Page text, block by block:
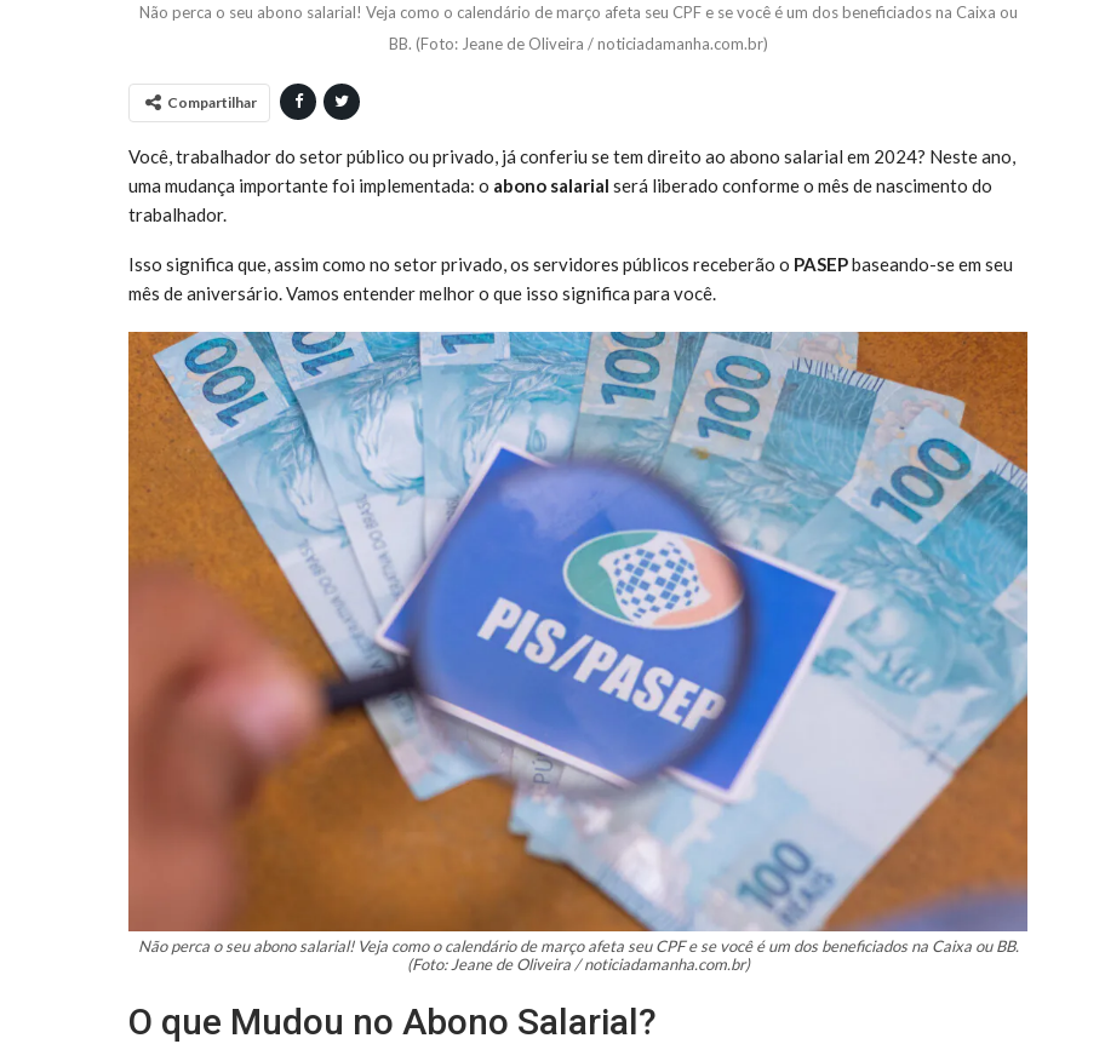
Não perca o seu abono salarial! Veja como o calendário de março afeta seu CPF e se você é um dos beneficiados na Caixa ou
BB. (Foto: Jeane de Oliveira / noticiadamanha.com.br)
Compartilhar
Você, trabalhador do setor público ou privado, já conferiu se tem direito ao abono salarial em 2024? Neste ano,
uma mudança importante foi implementada: o abono salarial será liberado conforme o mês de nascimento do
trabalhador.
Isso significa que, assim como no setor privado, os servidores públicos receberão o PASEPbaseando-se em seu
mês de aniversário. Vamos entender melhor o que isso significa para você.
Não perca o seu abono salarial! Veja como o calendário de março afeta seu CPF e se você é um dos beneficiados na Caixa ou BB.
(Foto: Jeane de Oliveira / noticiadamanha.com.br)
O que Mudou no Abono Salarial?